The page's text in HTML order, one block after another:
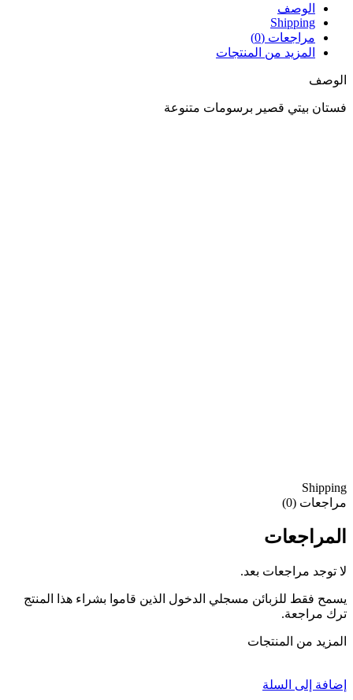
الوصف
Shipping
مراجعات (0)
المزيد من المنتجات
الوصف
فستان بيتي قصير برسومات متنوعة
Shipping
مراجعات (0)
المراجعات
لا توجد مراجعات بعد.
يسمح فقط للزبائن مسجلي الدخول الذين قاموا بشراء هذا المنتج
ترك مراجعة.
المزيد من المنتجات
إضافة إلى السلة